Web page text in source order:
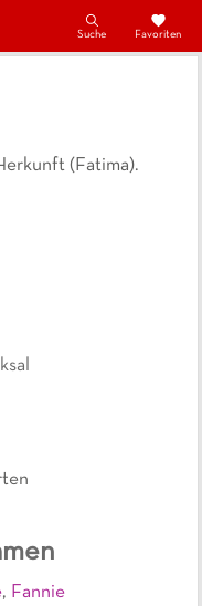
Suche Favoriten
(Fatima).
, Fannie